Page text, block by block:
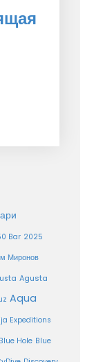
Bar 2025
Миронов
Agusta
Aqua
Expeditions
Blue Hole Blue